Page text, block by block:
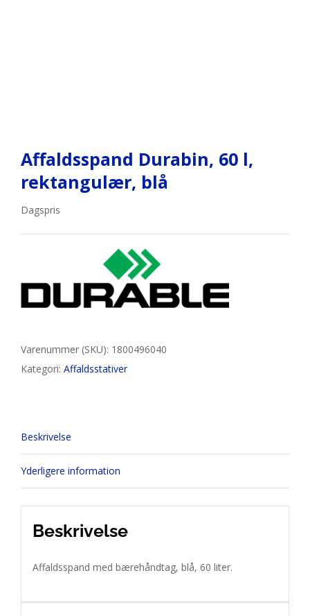
Affaldsspand Durabin, 60 l,
rektangulær, blå
Dagspris
Varenummer (SKU): 1800496040
Kategori: Affaldsstativer
Beskrivelse
Yderligere information
Beskrivelse
Affaldsspand med bærehåndtag, blå, 60 liter.